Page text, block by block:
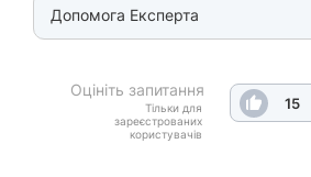
Допомога Експерта
Оцініть запитання
Тільки для
зареєстрованих
користувачів
15